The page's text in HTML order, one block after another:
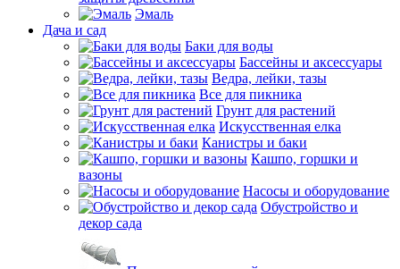
Эмаль
Дача и сад
Баки для воды
Бассейны и аксессуары
Ведра, лейки, тазы
Все для пикника
Грунт для растений
Искусственная елка
Канистры и баки
Кашпо, горшки и
вазоны
Насосы и оборудование
Обустройство и
декор сада